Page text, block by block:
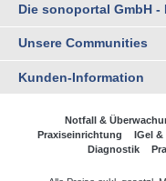
Die sonoportal GmbH
Unsere Communities
Kunden-Information
Notfall &
Praxiseinrichtung
IGel
Diagnostik